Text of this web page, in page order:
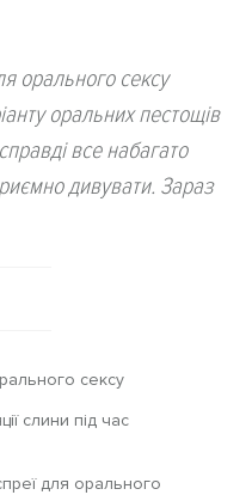
орального сексу
оральних пестощів
все набагато
дивувати. Зараз
сексу
слини під час
для орального